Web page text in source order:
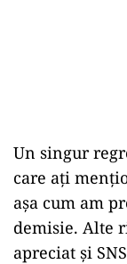
Un singur
care ați
așa cum am
demisie. Alte
apreciat și